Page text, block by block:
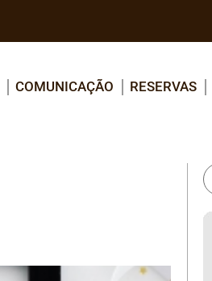
COMUNICAÇÃO RESERVAS